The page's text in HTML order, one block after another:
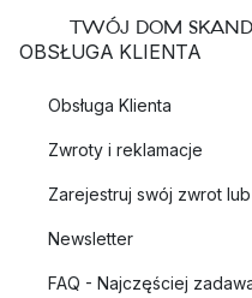
TWÓJ DOM
OBSŁUGA KLIENTA
Obsługa Klienta
Zwroty i reklamacje
Zarejestruj swój zwrot
Newsletter
FAQ - Najczęściej